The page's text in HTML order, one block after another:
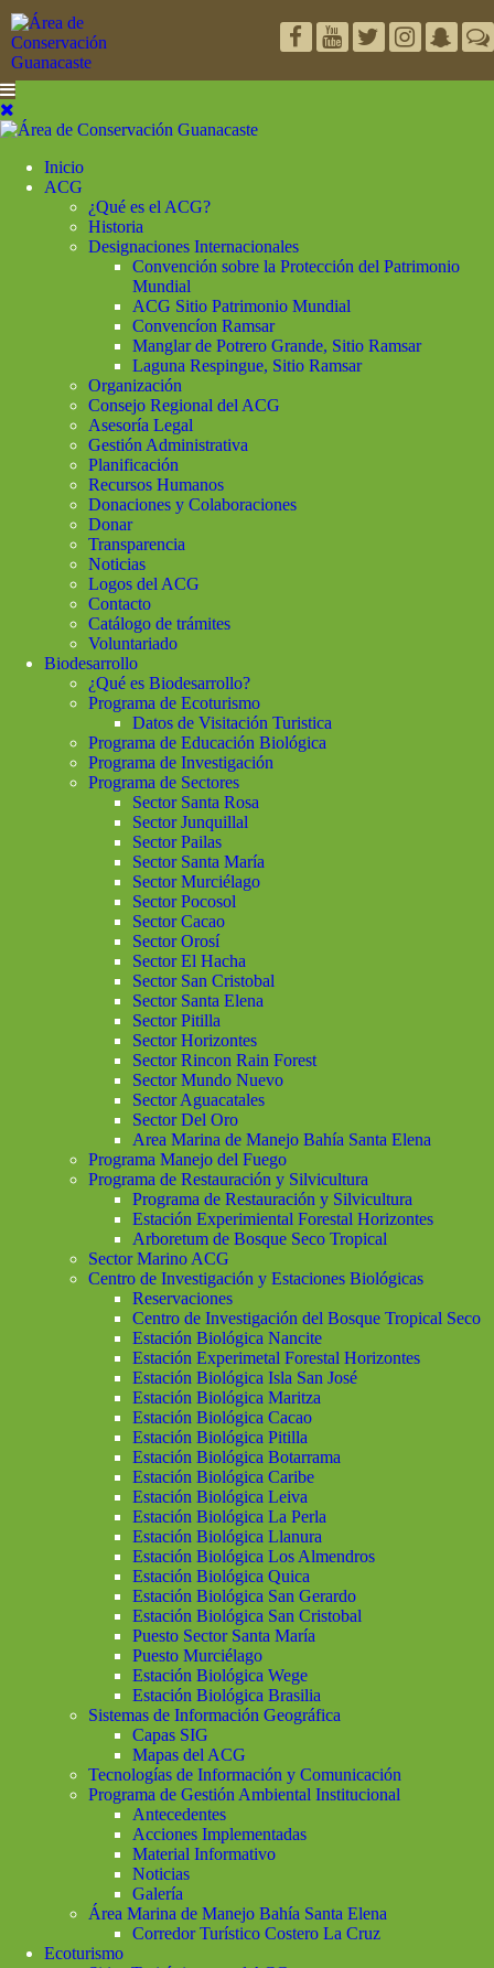
Inicio
ACG
¿Qué es el ACG?
Historia
Designaciones Internacionales
Convención sobre la Protección del Patrimonio
Mundial
ACG Sitio Patrimonio Mundial
Convencíon Ramsar
Manglar de Potrero Grande, Sitio Ramsar
Laguna Respingue, Sitio Ramsar
Organización
Consejo Regional del ACG
Asesoría Legal
Gestión Administrativa
Planificación
Recursos Humanos
Donaciones y Colaboraciones
Donar
Transparencia
Noticias
Logos del ACG
Contacto
Catálogo de trámites
Voluntariado
Biodesarrollo
¿Qué es Biodesarrollo?
Programa de Ecoturismo
Datos de Visitación Turistica
Programa de Educación Biológica
Programa de Investigación
Programa de Sectores
Sector Santa Rosa
Sector Junquillal
Sector Pailas
Sector Santa María
Sector Murciélago
Sector Pocosol
Sector Cacao
Sector Orosí
Sector El Hacha
Sector San Cristobal
Sector Santa Elena
Sector Pitilla
Sector Horizontes
Sector Rincon Rain Forest
Sector Mundo Nuevo
Sector Aguacatales
Sector Del Oro
Area Marina de Manejo Bahía Santa Elena
Programa Manejo del Fuego
Programa de Restauración y Silvicultura
Programa de Restauración y Silvicultura
Estación Experimiental Forestal Horizontes
Arboretum de Bosque Seco Tropical
Sector Marino ACG
Centro de Investigación y Estaciones Biológicas
Reservaciones
Centro de Investigación del Bosque Tropical Seco
Estación Biológica Nancite
Estación Experimetal Forestal Horizontes
Estación Biológica Isla San José
Estación Biológica Maritza
Estación Biológica Cacao
Estación Biológica Pitilla
Estación Biológica Botarrama
Estación Biológica Caribe
Estación Biológica Leiva
Estación Biológica La Perla
Estación Biológica Llanura
Estación Biológica Los Almendros
Estación Biológica Quica
Estación Biológica San Gerardo
Estación Biológica San Cristobal
Puesto Sector Santa María
Puesto Murciélago
Estación Biológica Wege
Estación Biológica Brasilia
Sistemas de Información Geográfica
Capas SIG
Mapas del ACG
Tecnologías de Información y Comunicación
Programa de Gestión Ambiental Institucional
Antecedentes
Acciones Implementadas
Material Informativo
Noticias
Galería
Área Marina de Manejo Bahía Santa Elena
Corredor Turístico Costero La Cruz
Ecoturismo